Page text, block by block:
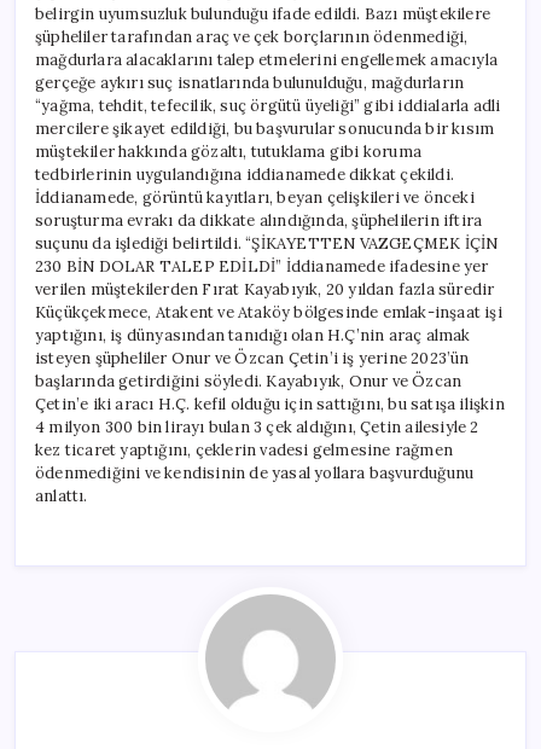
belirgin uyumsuzluk bulunduğu ifade edildi. Bazı müştekilere
şüpheliler tarafından araç ve çek borçlarının ödenmediği,
mağdurlara alacaklarını talep etmelerini engellemek amacıyla
gerçeğe aykırı suç isnatlarında bulunulduğu, mağdurların
“yağma, tehdit, tefecilik, suç örgütü üyeliği” gibi iddialarla adli
mercilere şikayet edildiği, bu başvurular sonucunda bir kısım
müştekiler hakkında gözaltı, tutuklama gibi koruma
tedbirlerinin uygulandığına iddianamede dikkat çekildi.
İddianamede, görüntü kayıtları, beyan çelişkileri ve önceki
soruşturma evrakı da dikkate alındığında, şüphelilerin iftira
suçunu da işlediği belirtildi. “ŞİKAYETTEN VAZGEÇMEK İÇİN
230 BİN DOLAR TALEP EDİLDİ” İddianamede ifadesine yer
verilen müştekilerden Fırat Kayabıyık, 20 yıldan fazla süredir
Küçükçekmece, Atakent ve Ataköy bölgesinde emlak-inşaat işi
yaptığını, iş dünyasından tanıdığı olan H.Ç’nin araç almak
isteyen şüpheliler Onur ve Özcan Çetin’i iş yerine 2023’ün
başlarında getirdiğini söyledi. Kayabıyık, Onur ve Özcan
Çetin’e iki aracı H.Ç. kefil olduğu için sattığını, bu satışa ilişkin
4 milyon 300 bin lirayı bulan 3 çek aldığını, Çetin ailesiyle 2
kez ticaret yaptığını, çeklerin vadesi gelmesine rağmen
ödenmediğini ve kendisinin de yasal yollara başvurduğunu
anlattı.